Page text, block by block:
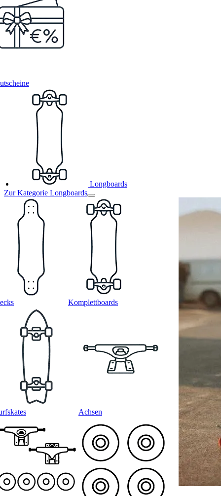
Longboards
Zur Kategorie Longboards
Komplettboards
Achsen